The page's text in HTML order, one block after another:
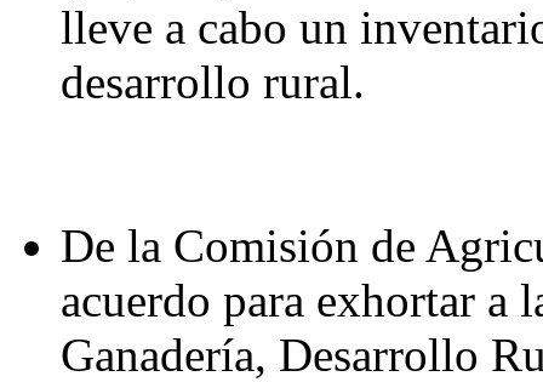
lleve a cabo un
desarrollo rural.
De la Comisión de
acuerdo para exhortar a
Ganadería, Desarrollo